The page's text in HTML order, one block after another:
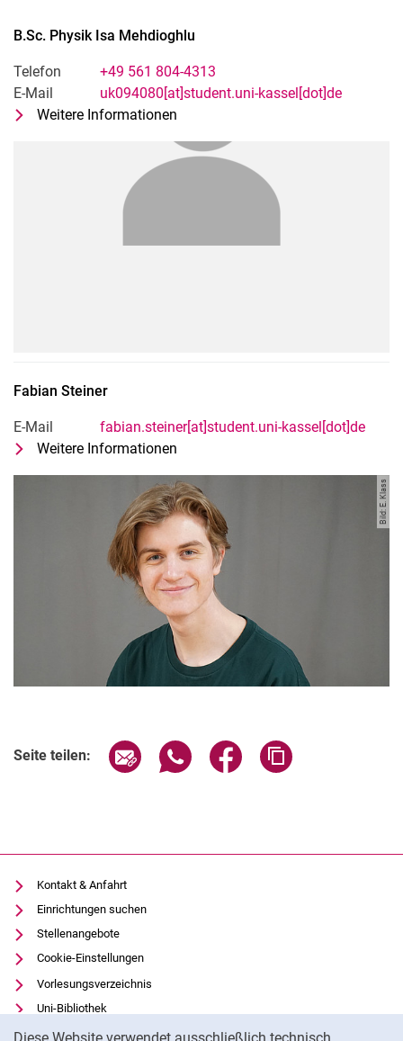
B.Sc. Physik Isa Mehdioghlu
Telefon
+49 561 804-4313
E-Mail
uk094080[at]student.uni-kassel[dot]de
Weitere Informationen
Fabian Steiner
E-Mail
fabian.steiner[at]student.uni-kassel[dot]de
Weitere Informationen
Bild: E. Klass
Seite teilen: Seite über E-Mail teilen
Seite über WhatsApp teilen
Seite über Facebook
Kontakt & Anfahrt
Einrichtungen suchen
Stellenangebote
Cookie-Einstellungen
Vorlesungsverzeichnis
Uni-Bibliothek
Moodle